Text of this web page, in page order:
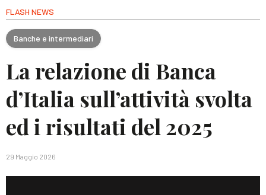
FLASH NEWS
Banche e intermediari
La relazione di Banca
d’Italia sull’attività svolta
ed i risultati del 2025
29 Maggio 2026